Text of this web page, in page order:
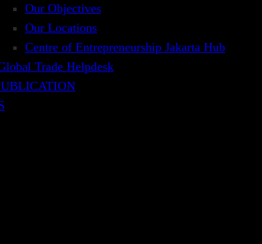
Our Objectives
Our Locations
Centre of Entrepreneurship Jakarta Hub
Trade Helpdesk
penting untuk diperhatikan. Hal ini
barang sudah diserahkan untuk dikirim,
maupun ISBP745. Karena itu sudah
dimaksud.